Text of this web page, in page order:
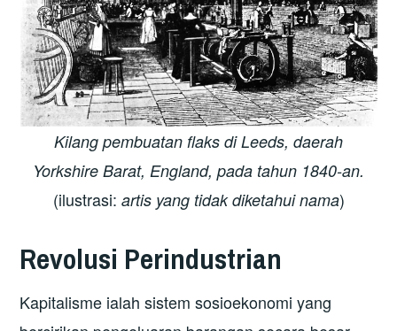
Kilang pembuatan flaks di Leeds, daerah
Yorkshire Barat, England, pada tahun 1840-an.
(ilustrasi: artis yang tidak diketahui nama)
Revolusi Perindustrian
Kapitalisme ialah sistem sosioekonomi yang